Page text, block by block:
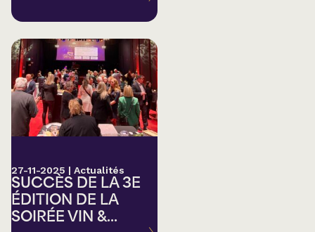
27-11-2025 | Actualités
SUCCÈS DE LA 3E
ÉDITION DE LA
SOIRÉE VIN &...